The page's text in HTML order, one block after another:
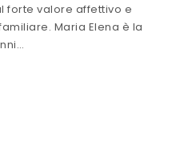
forte valore affettivo e
Maria Elena è la